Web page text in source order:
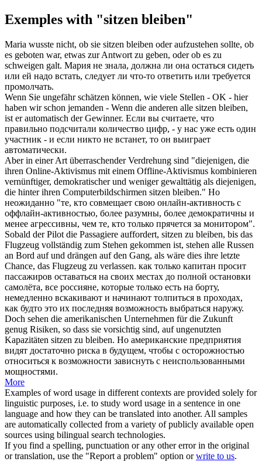
Exemples with "sitzen bleiben"
Maria wusste nicht, ob sie sitzen bleiben oder aufzustehen sollte, ob
es geboten war, etwas zur Antwort zu geben, oder ob es zu
schweigen galt. Мария не знала, должна ли она остаться сидеть
или ей надо встать, следует ли что-то ответить или требуется
промолчать.
Wenn Sie ungefähr schätzen können, wie viele Stellen - OK - hier
haben wir schon jemanden - Wenn die anderen alle sitzen bleiben,
ist er automatisch der Gewinner. Если вы считаете, что
правильно подсчитали количество цифр, - у нас уже есть один
участник - и если никто не встанет, то он выиграет
автоматически.
Aber in einer Art überraschender Verdrehung sind "diejenigen, die
ihren Online-Aktivismus mit einem Offline-Aktivismus kombinieren
vernünftiger, demokratischer und weniger gewalttätig als diejenigen,
die hinter ihren Computerbildschirmen sitzen bleiben." Но
неожиданно "те, кто совмещает свою онлайн-активность с
оффлайн-активностью, более разумны, более демократичны и
менее агрессивны, чем те, кто только прячется за монитором".
Sobald der Pilot die Passagiere auffordert, sitzen zu bleiben, bis das
Flugzeug vollständig zum Stehen gekommen ist, stehen alle Russen
an Bord auf und drängen auf den Gang, als wäre dies ihre letzte
Chance, das Flugzeug zu verlassen. как только капитан просит
пассажиров оставаться на своих местах до полной остановки
самолёта, все россияне, которые только есть на борту,
немедленно вскакивают и начинают толпиться в проходах,
как будто это их последняя возможность выбраться наружу.
Doch sehen die amerikanischen Unternehmen für die Zukunft
genug Risiken, so dass sie vorsichtig sind, auf ungenutzten
Kapazitäten sitzen zu bleiben. Но американские предприятия
видят достаточно риска в будущем, чтобы с осторожностью
относиться к возможности зависнуть с неиспользованными
мощностями.
More
Examples of word usage in different contexts are provided solely for
linguistic purposes, i.e. to study word usage in a sentence in one
language and how they can be translated into another. All samples
are automatically collected from a variety of publicly available open
sources using bilingual search technologies.
If you find a spelling, punctuation or any other error in the original
or translation, use the "Report a problem" option orwrite to us.